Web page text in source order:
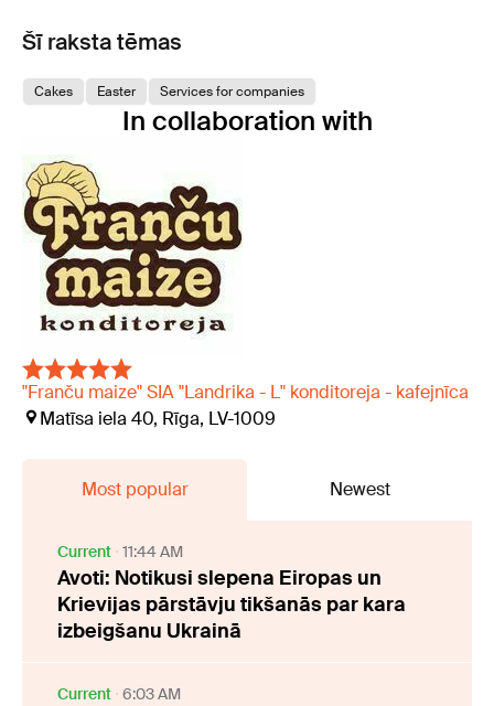
Šī raksta tēmas
Cakes Easter Services for companies
In collaboration with
"Franču maize" SIA "Landrika - L" konditoreja - kafejnīca
Matīsa iela 40, Rīga, LV-1009
Most popular Newest
Current 11:44 AM
Avoti: Notikusi slepena Eiropas un
Krievijas pārstāvju tikšanās par kara
izbeigšanu Ukrainā
Current 6:03 AM